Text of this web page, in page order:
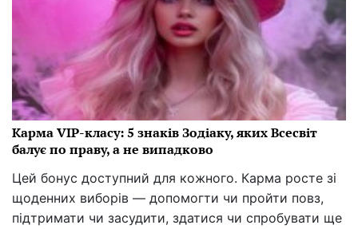
Карма VIP-класу: 5 знаків Зодіаку, яких Всесвіт
балує по праву, а не випадково
Цей бонус доступний для кожного. Карма росте зі
щоденних виборів — допомогти чи пройти повз,
підтримати чи засудити, здатися чи спробувати ще